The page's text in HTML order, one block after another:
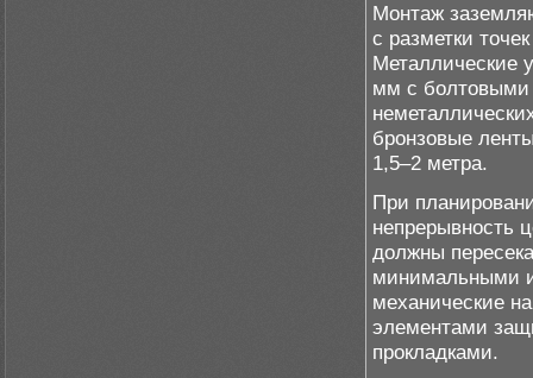
Монтаж
с разметки
Металлические
мм с болтовыми
бронзовые
1,5–2 метра.
При
непрерывность
должны
минимальными
механические
элементами
прокладками.